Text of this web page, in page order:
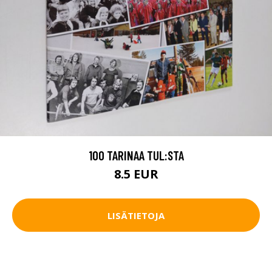
100 TARINAA TUL:STA
8.5 EUR
LISÄTIETOJA